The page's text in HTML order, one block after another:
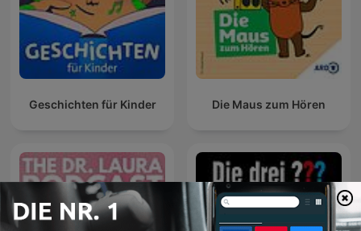
Geschichten für Kinder Die Maus zum Hören